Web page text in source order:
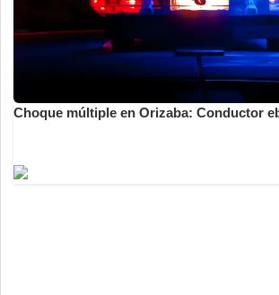
Choque múltiple en Orizaba: Conductor